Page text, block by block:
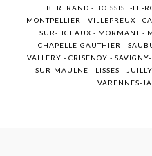
BERTRAND - BOISSISE-LE-
MONTPELLIER - VILLEPREUX -
SUR-TIGEAUX - MORMANT -
CHAPELLE-GAUTHIER -
VALLERY - CRISENOY -
SUR-MAULNE - LISSES -
VARENNES-